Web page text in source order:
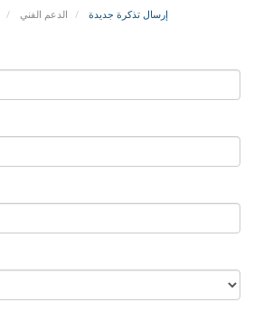
الدعم الفني إرسال تذكرة جديدة